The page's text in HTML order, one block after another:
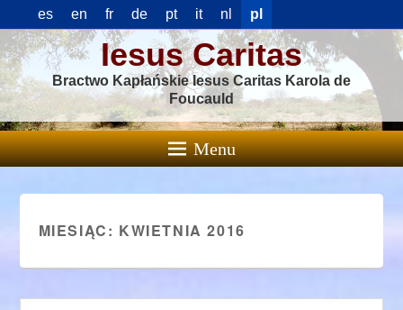
es en fr de pt it nl pl
Iesus Caritas
Bractwo Kapłańskie Iesus Caritas Karola de
Foucauld
Menu
MIESIĄC: KWIETNIA 2016